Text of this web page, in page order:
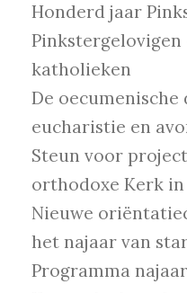
Honderd jaar
Pinkstergelovigen
katholieken
De oecumenische
eucharistie en
Steun voor
orthodoxe Kerk in
Nieuwe
het najaar van
Programma